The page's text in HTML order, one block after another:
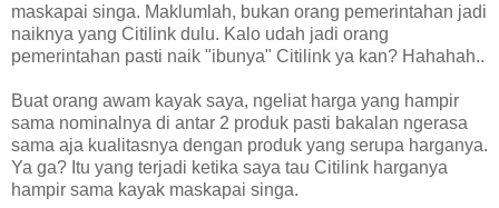
maskapai singa. Maklumlah, bukan orang pemerintahan jadi
naiknya yang Citilink dulu. Kalo udah jadi orang
pemerintahan pasti naik "ibunya" Citilink ya kan? Hahahah..
Buat orang awam kayak saya, ngeliat harga yang hampir
sama nominalnya di antar 2 produk pasti bakalan ngerasa
sama aja kualitasnya dengan produk yang serupa harganya.
Ya ga? Itu yang terjadi ketika saya tau Citilink harganya
hampir sama kayak maskapai singa.